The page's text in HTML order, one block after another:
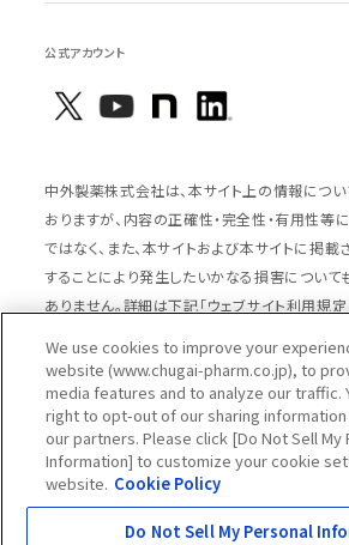
公式アカウント
中外製薬株式会社は、本サイト上の情報につ
おりますが、内容の正確性・完全性・有用性等
ではなく、また、本サイトおよび本サイトに掲
することにより発生したいかなる損害について
ありません。詳細は下記「ウェブサイト利用規定
サイトマップ
ウェブサイ
個人情報の取扱いのご案内
ソーシャルメ
推奨閲覧環境
ウェブアクセ
We use cookies to improve your
website (www.chugai-pharm.co.jp), to
media features and to analyze our traffic.
right to opt-out of our sharing
our partners. Please click [Do Not Sell My
Information] to customize your cookie
website. Cookie Policy
Do Not Sell My Personal